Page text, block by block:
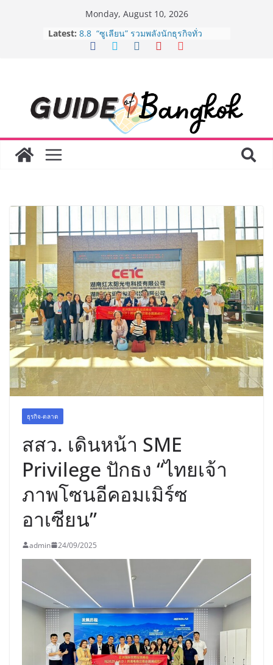
Monday, August 10, 2026
Latest: 8.8 “ซูเลียน” รวมพลังนักธุรกิจทั่ว
ประเทศ จัดประชุมใหญ่แห่งปี พบ CEO
ยาวนานกว่า 20 ปี ต่อยอดเสิร์ฟความ
อร่อย ยกเมนูระดับตำนาน “ข้าวหน้าไก่
ราชวงศ์” พุ่งทะยานสู่น่านฟ้า
BEDO จัดงาน Thailand Nature
Positive Forum 2026 ภายใต้หัวข้อ
Lord” เปิดสงครามกิลด์ข้ามประเทศ
ฉลองเซิร์ฟเวอร์ใหม่ เฮเลนา
Guangzhou Yinghao School เผยวิสัย
ทัศน์การศึกษาที่พร้อมรับอนาคต “เราไม่
ได้เตรียมนักเรียนเพียงเพื่อก้าวเข้าสู่
มหาวิทยาลัยเท่านั้น แต่ยังเตรียมพวก
เขาให้พร้อมเป็นผู้กำหนดอนาคต”
ธุรกิจ-ตลาด
สสว. เดินหน้า SME
Privilege ปักธง “ไทยเจ้า
ภาพโซนอีคอมเมิร์ซ
อาเซียน”
admin 24/09/2025